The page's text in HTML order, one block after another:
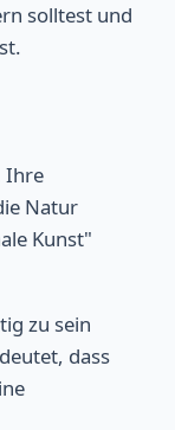
solltest und
Ihre
Natur
Kunst"
zu sein
dass